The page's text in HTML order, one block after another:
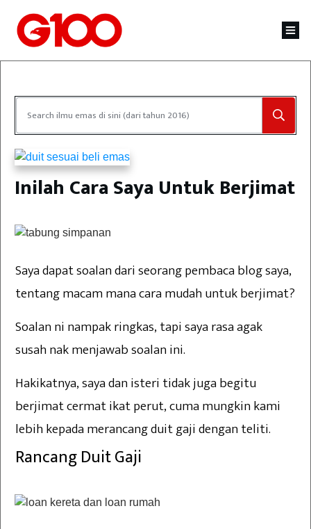
Inilah Cara Saya Untuk Berjimat
Saya dapat soalan dari seorang pembaca blog saya,
tentang macam mana cara mudah untuk berjimat?
Soalan ni nampak ringkas, tapi saya rasa agak
susah nak menjawab soalan ini.
Hakikatnya, saya dan isteri tidak juga begitu
berjimat cermat ikat perut, cuma mungkin kami
lebih kepada merancang duit gaji dengan teliti.
Rancang Duit Gaji